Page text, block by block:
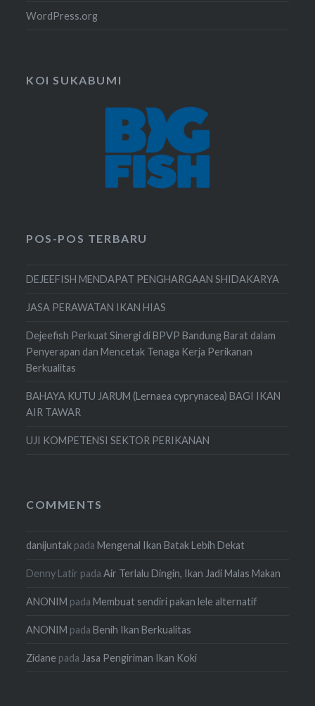
WordPress.org
KOI SUKABUMI
POS-POS TERBARU
DEJEEFISH MENDAPAT PENGHARGAAN SHIDAKARYA
JASA PERAWATAN IKAN HIAS
Dejeefish Perkuat Sinergi di BPVP Bandung Barat dalam
Penyerapan dan Mencetak Tenaga Kerja Perikanan
Berkualitas
BAHAYA KUTU JARUM (Lernaea cyprynacea) BAGI IKAN
AIR TAWAR
UJI KOMPETENSI SEKTOR PERIKANAN
COMMENTS
danijuntak padaMengenal Ikan Batak Lebih Dekat
Denny Latir padaAir Terlalu Dingin, Ikan Jadi Malas Makan
ANONIM padaMembuat sendiri pakan lele alternatif
ANONIM padaBenih Ikan Berkualitas
Zidane pada Jasa Pengiriman Ikan Koki